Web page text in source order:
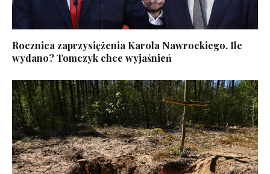
Rocznica zaprzysiężenia Karola Nawrockiego. Ile
wydano? Tomczyk chce wyjaśnień